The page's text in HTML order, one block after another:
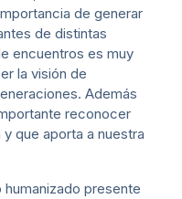
de generar
de distintas
encuentros es muy
la visión de
Además
reconocer
que aporta a nuestra
presente